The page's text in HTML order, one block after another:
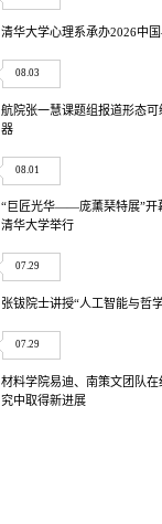
清华大学心理系承办2026中
08.03
航院张一慧课题组报道形态
器
08.01
“巨匠光华——庞薰琹特展”开
清华大学举行
07.29
张钹院士讲授“人工智能与哲
07.29
材料学院易迪、南策文团队
究中取得新进展